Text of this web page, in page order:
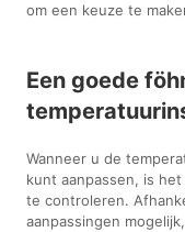
om een keuze te
Een goede
Wanneer u de
kunt aanpassen, is
te controleren.
aanpassingen